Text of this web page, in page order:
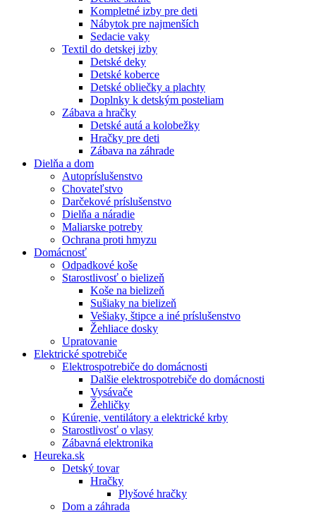
Kompletné izby pre deti
Nábytok pre najmenších
Sedacie vaky
Textil do detskej izby
Detské deky
Detské koberce
Detské obliečky a plachty
Doplnky k detským posteliam
Zábava a hračky
Detské autá a kolobežky
Hračky pre deti
Zábava na záhrade
Dielňa a dom
Autopríslušenstvo
Chovateľstvo
Darčekové príslušenstvo
Dielňa a náradie
Maliarske potreby
Ochrana proti hmyzu
Domácnosť
Odpadkové koše
Starostlivosť o bielizeň
Koše na bielizeň
Sušiaky na bielizeň
Vešiaky, štipce a iné príslušenstvo
Žehliace dosky
Upratovanie
Elektrické spotrebiče
Elektrospotrebiče do domácnosti
Dalšie elektrospotrebiče do domácnosti
Vysávače
Žehličky
Kúrenie, ventilátory a elektrické krby
Starostlivosť o vlasy
Zábavná elektronika
Heureka.sk
Detský tovar
Hračky
Plyšové hračky
Dom a záhrada